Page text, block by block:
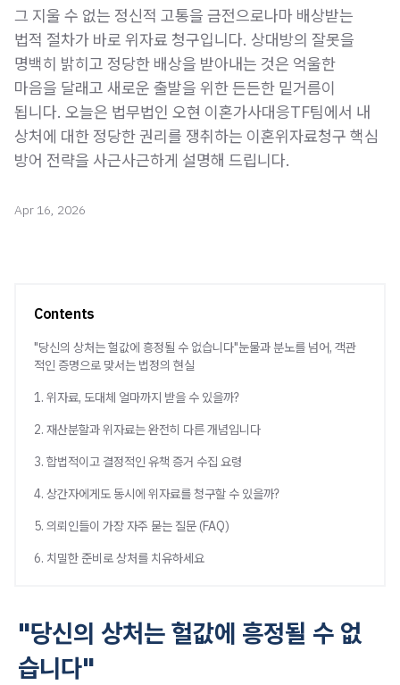
그 지울 수 없는 정신적 고통을 금전으로나마 배상받는
법적 절차가 바로 위자료 청구입니다. 상대방의 잘못을
명백히 밝히고 정당한 배상을 받아내는 것은 억울한
마음을 달래고 새로운 출발을 위한 든든한 밑거름이
됩니다. 오늘은 법무법인 오현 이혼가사대응TF팀에서 내
상처에 대한 정당한 권리를 쟁취하는 이혼위자료청구 핵심
Apr 16, 2026
Contents
"당신의 상처는 헐값에 흥정될 수 없습니다"눈물과 분노를 넘어, 객관
적인 증명으로 맞서는 법정의 현실
1. 위자료, 도대체 얼마까지 받을 수 있을까?
2. 재산분할과 위자료는 완전히 다른 개념입니다
3. 합법적이고 결정적인 유책 증거 수집 요령
4. 상간자에게도 동시에 위자료를 청구할 수 있을까?
5. 의뢰인들이 가장 자주 묻는 질문 (FAQ)
6. 치밀한 준비로 상처를 치유하세요
"당신의 상처는 헐값에 흥정될 수 없
습니다"